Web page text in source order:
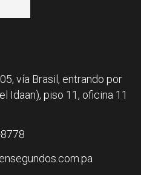
vía Brasil, entrando por
Idaan), piso 11, oficina 11